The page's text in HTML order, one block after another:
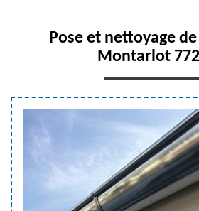
Pose et nettoyage
Montarlot